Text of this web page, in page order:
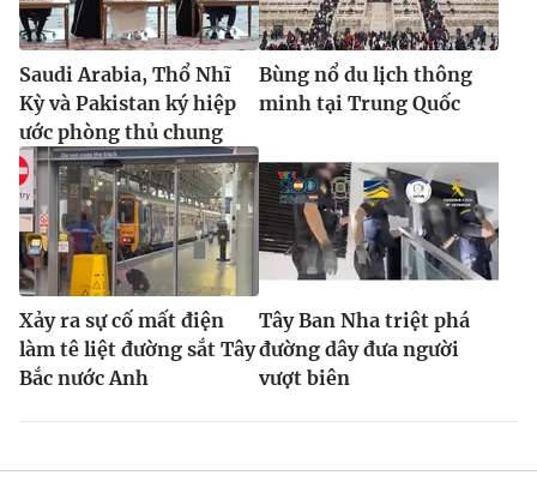
Saudi Arabia, Thổ Nhĩ
Kỳ và Pakistan ký hiệp
ước phòng thủ chung
Bùng nổ du lịch thông
minh tại Trung Quốc
Xảy ra sự cố mất điện
làm tê liệt đường sắt Tây
Bắc nước Anh
Tây Ban Nha triệt phá
đường dây đưa người
vượt biên